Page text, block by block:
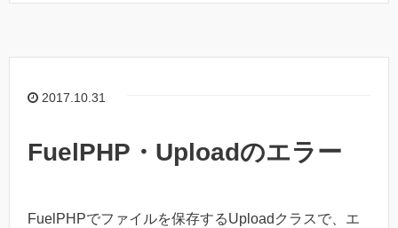
2017.10.31
FuelPHP・Uploadのエラー
FuelPHPでファイルを保存するUploadクラスで、エ